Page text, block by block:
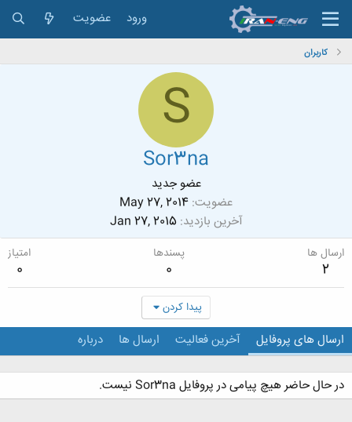
ورود عضویت
کاربران
S
Sor3na
عضو جدید
عضویت May 27, 2014
آخرین بازدید Jan 27, 2015
ارسال ها
2
پسندها
0
امتیاز
0
پیدا کردن
ارسال های پروفایل آخرین فعالیت ارسال ها درباره
در حال حاضر هیچ پیامی در پروفایل Sor3na نیست.